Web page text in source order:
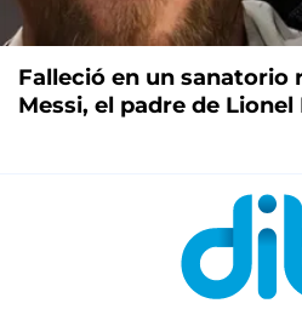
Falleció en un sanatorio
Messi, el padre de Lionel